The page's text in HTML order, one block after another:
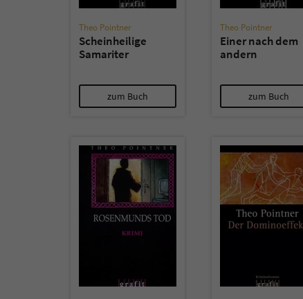
Theo Pointner
Scheinheilige
Samariter
zum Buch
Theo Pointner
Einer nach dem
andern
zum Buch